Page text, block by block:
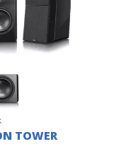
TOWER